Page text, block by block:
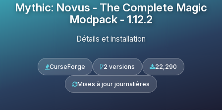
Mythic: Novus - The Complete Magic
Modpack - 1.12.2
Détails et installation
CurseForge 2 versions 22,290
Mises à jour journalières